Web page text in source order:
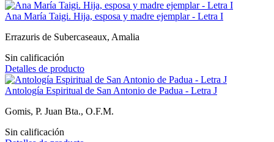
Ana María Taigi. Hija, esposa y madre ejemplar - Letra I
Errazuris de Subercaseaux, Amalia
Sin calificación
Detalles de producto
Antología Espiritual de San Antonio de Padua - Letra J
Gomis, P. Juan Bta., O.F.M.
Sin calificación